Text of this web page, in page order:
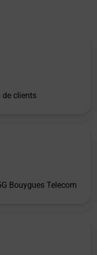
de clients
Bouygues Telecom